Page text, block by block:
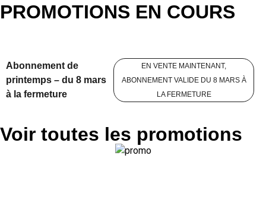
PROMOTIONS EN COURS
Abonnement de
printemps – du 8 mars
à la fermeture
EN VENTE MAINTENANT,
ABONNEMENT VALIDE DU 8 MARS À
LA FERMETURE
Voir toutes les promotions